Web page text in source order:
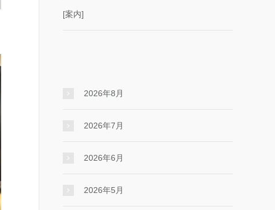
[案内]
2026年8月
2026年7月
2026年6月
2026年5月